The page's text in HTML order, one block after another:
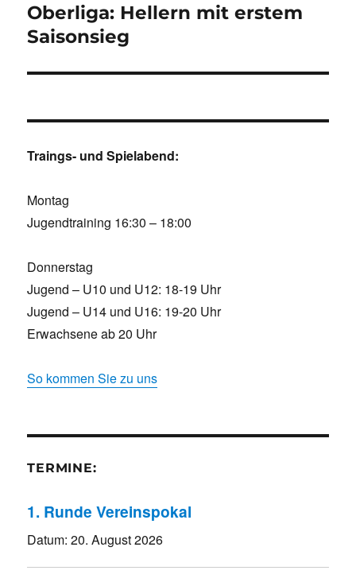
Oberliga: Hellern mit erstem
Saisonsieg
Traings- und Spielabend:
Montag
Jugendtraining 16:30 – 18:00
Donnerstag
Jugend – U10 und U12: 18-19 Uhr
Jugend – U14 und U16: 19-20 Uhr
Erwachsene ab 20 Uhr
So kommen Sie zu uns
TERMINE:
1. Runde Vereinspokal
Datum:20. August 2026